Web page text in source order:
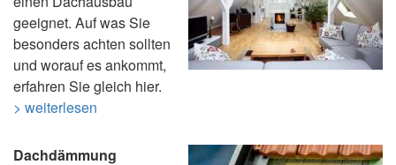
geeignet. Auf was Sie
besonders achten sollten
und worauf es ankommt,
erfahren Sie gleich hier.
> weiterlesen
Dachdämmung